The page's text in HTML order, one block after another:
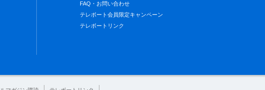
FAQ・お問い合わせ
テレボート会員限定キャンペーン
テレボートリンク